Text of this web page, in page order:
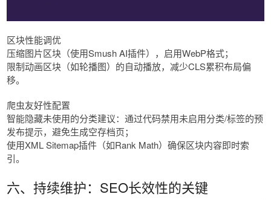
区块性能调优
压缩图片区块（使用Smush AI插件），启用WebP格式；
限制动画区块（如轮播图）的自动播放，减少CLS累积布局偏
移。
爬虫友好性配置
智能隐藏未使用的分类建议：通过代码禁用未启用分类/标签的预
发布提示，避免生成空存档页；
使用XML Sitemap插件（如Rank Math）确保区块内容即时索
引。
六、持续维护：SEO长效性的关键